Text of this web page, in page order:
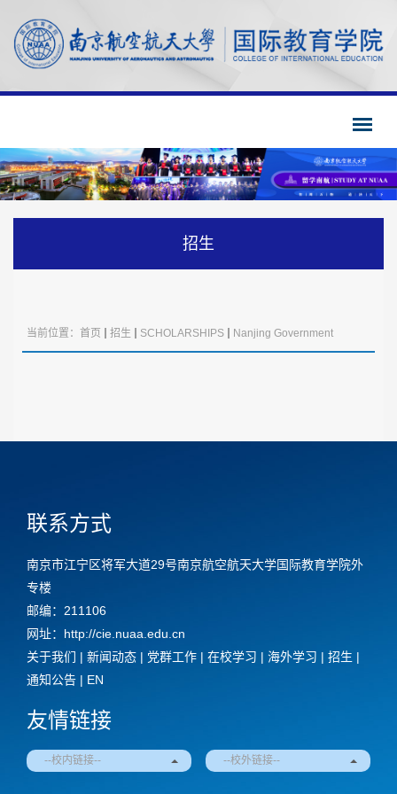
招生
当前位置： 首页 招生 SCHOLARSHIPS Nanjing Government
联系方式
南京市江宁区将军大道29号南京航空航天大学国际教育学院外
专楼
邮编：211106
网址：http://cie.nuaa.edu.cn
关于我们 | 新闻动态 | 党群工作 | 在校学习 | 海外学习 | 招生 |
通知公告 | EN
友情链接
--校内链接-- --校外链接--